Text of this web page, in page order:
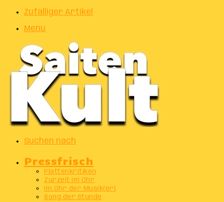
Zufälliger Artikel
Menu
Suchen nach
Pressfrisch
Plattenkritiken
Zurzeit im Ohr
Im Ohr der Musik(er)
Song der Stunde